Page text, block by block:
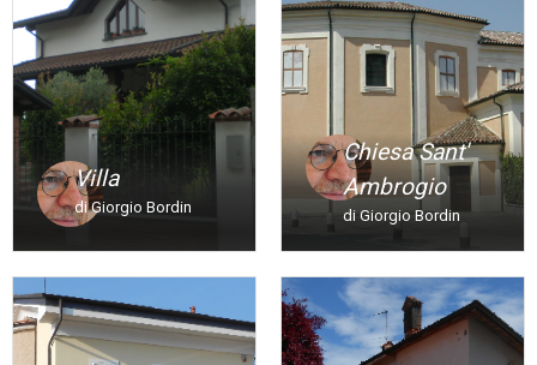
Villa
di Giorgio Bordin
Chiesa Sant'
Ambrogio
di Giorgio Bordin